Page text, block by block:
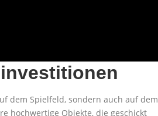
dem Spielfeld, sondern auch auf dem
hochwertige Objekte, die geschickt